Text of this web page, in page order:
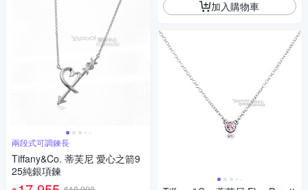
兩段式可調鍊長
Tiffany&Co. 蒂芙尼 愛心之箭9
25純銀項鍊
加入購物車